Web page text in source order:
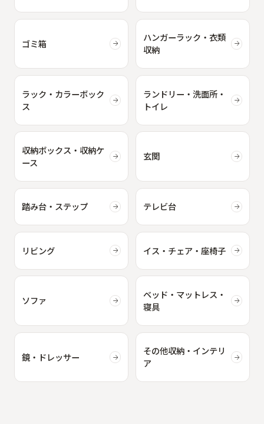
ゴミ箱
ハンガーラック・衣類
収納
ラック・カラーボック
ス
ランドリー・洗面所・
トイレ
収納ボックス・収納ケ
ース
玄関
踏み台・ステップ テレビ台
リビング イス・チェア・座椅子
ソファ
ベッド・マットレス・
寝具
鏡・ドレッサー
その他収納・インテリ
ア